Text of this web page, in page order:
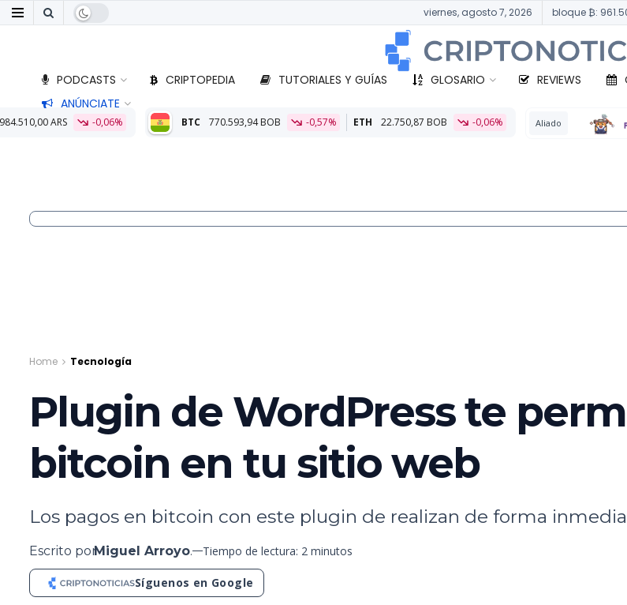
viernes, agosto 7, 2026 bloque ₿:
PODCASTS CRIPTOPEDIA TUTORIALES Y GUÍAS GLOSARIO REVIEWS
ANÚNCIATE
BTC 770.593,94 BOB -0,57% ETH 22.750,87 BOB -0,06% Aliado
Home Tecnología
Plugin de WordPress te
bitcoin en tu sitio web
Los pagos en bitcoin con este plugin de realizan de forma
Escrito porMiguel Arroyo. Tiempo de lectura: 2 minutos
Síguenos en Google